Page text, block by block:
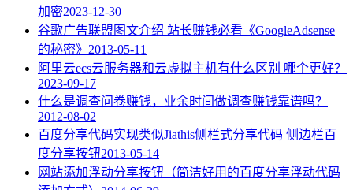
加密2023-12-30
谷歌广告联盟图文介绍 站长赚钱必看《GoogleAdsense
的秘密》 2013-05-11
阿里云ecs云服务器和云虚拟主机有什么区别 哪个更好？
2023-09-17
什么是调查问卷赚钱，业余时间做调查赚钱靠谱吗？
2012-08-02
百度分享代码实现类似Jiathis侧栏式分享代码 侧边栏百
度分享按钮2013-05-14
网站添加浮动分享按钮（简洁好用的百度分享浮动代码